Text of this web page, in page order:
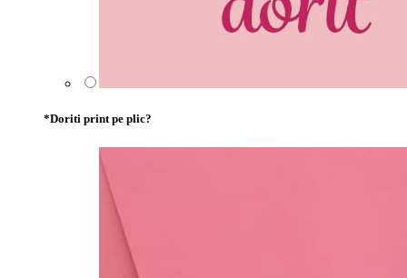
*Doriti print pe plic?